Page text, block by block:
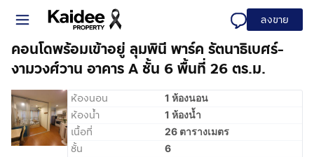
ลงขาย
คอนโดพร้อมเข้าอยู่ ลุมพินี พาร์ค รัตนาธิเบศร์-
งามวงศ์วาน อาคาร A ชั้น 6 พื้นที่ 26 ตร.ม.
ห้องนอน 1 ห้องนอน
ห้องน้ำ 1 ห้องน้ำ
เนื้อที่ 26 ตารางเมตร
ชั้น 6